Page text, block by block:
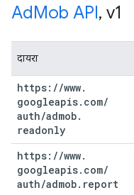
AdMob API, v1
दायरा
https: //www.
googleapis. com/
auth/admob.
readonly
https: //www.
googleapis. com/
auth/admob. report